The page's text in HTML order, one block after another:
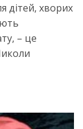
дітей, хворих
– це